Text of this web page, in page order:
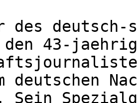
des deutsch-
den 43-
deutschen
Sein